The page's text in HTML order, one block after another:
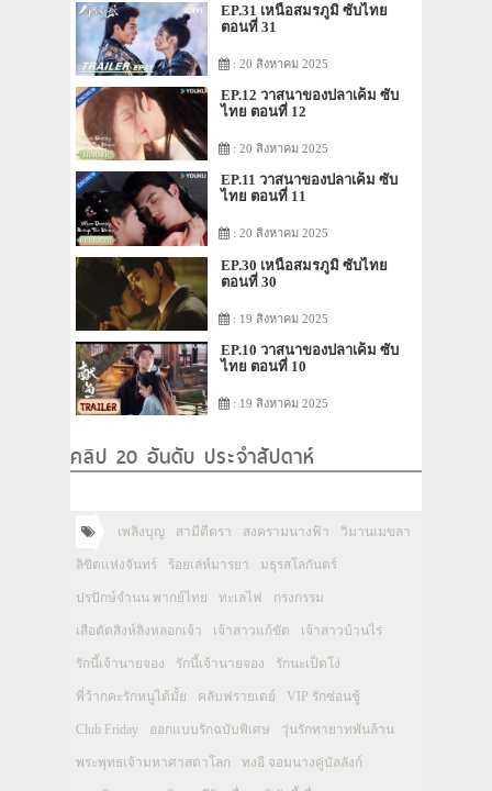
EP.31 เหนือสมรภูมิ ซับไทย
ตอนที่ 31
: 20 สิงหาคม 2025
EP.12 วาสนาของปลาเค็ม ซับ
ไทย ตอนที่ 12
: 20 สิงหาคม 2025
EP.11 วาสนาของปลาเค็ม ซับ
ไทย ตอนที่ 11
: 20 สิงหาคม 2025
EP.30 เหนือสมรภูมิ ซับไทย
ตอนที่ 30
: 19 สิงหาคม 2025
EP.10 วาสนาของปลาเค็ม ซับ
ไทย ตอนที่ 10
: 19 สิงหาคม 2025
คลิป 20 อันดับ ประจำสัปดาห์
เพลิงบุญ สามีตีตรา สงครามนางฟ้า วิมานเมขลา
ลิขิตแห่งจันทร์ ร้อยเล่ห์มารยา มธุรสโลกันตร์
ปรปักษ์จำนน พากย์ไทย ทะเลไฟ กรงกรรม
เสือตัดสิงห์ลิงหลอกเจ้า เจ้าสาวแก้ขัด เจ้าสาวบ้านไร่
รักนี้เจ้านายจอง รักนี้เจ้านายจอง รักนะเป็ดโง่
พี่ว้ากคะรักหนูได้มั้ย คลับฟรายเดย์ VIP รักซ่อนชู้
Club Friday ออกแบบรักฉบับพิเศษ วุ่นรักทายาทพันล้าน
พระพุทธเจ้ามหาศาสดาโลก ทงอี จอมนางคู่บัลลังก์